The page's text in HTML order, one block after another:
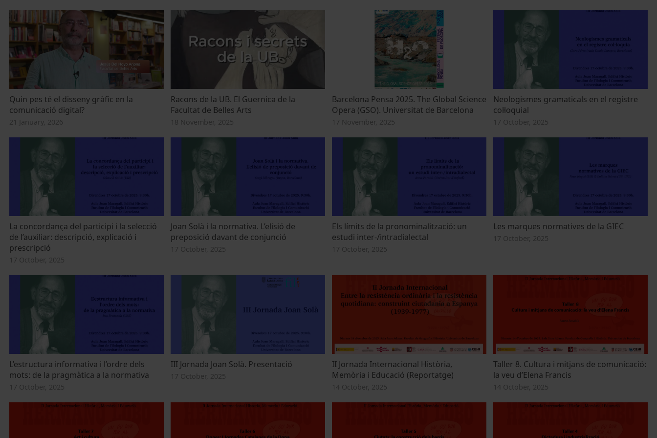
Quin pes té el disseny gràfic en la
comunicació digital?
21 January, 2026
Racons de la UB. El Guernica de la
Facultat de Belles Arts
18 November, 2025
Barcelona Pensa 2025. The Global Science
Opera (GSO). Universitat de Barcelona
17 November, 2025
Neologismes gramaticals en el registre
col·loquial
17 October, 2025
La concordança del participi i la selecció
de l’auxiliar: descripció, explicació i
prescripció
17 October, 2025
Joan Solà i la normativa. L’elisió de
preposició davant de conjunció
17 October, 2025
Els límits de la pronominalització: un
estudi inter-/intradialectal
17 October, 2025
Les marques normatives de la GIEC
17 October, 2025
L’estructura informativa i l’ordre dels
mots: de la pragmàtica a la normativa
17 October, 2025
III Jornada Joan Solà. Presentació
17 October, 2025
II Jornada Internacional Història,
Memòria i Educació (Reportatge)
14 October, 2025
Taller 8. Cultura i mitjans de comunicació:
la veu d’Elena Francis
14 October, 2025